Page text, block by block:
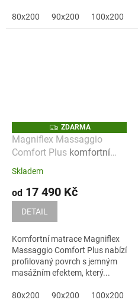
80x200
90x200 100x200
Z
D
A
R
ZDARMA
Magniflex Massaggio
Comfort Plus komfortní
matrace s masážním
Skladem
od 17 490 Kč
DETAIL
Komfortní matrace Magniflex
Massaggio Comfort Plus nabízí
profilovaný povrch s jemným
masážním efektem, který...
80x200 90x200 100x200